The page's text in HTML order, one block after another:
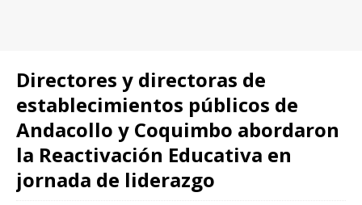
Directores y directoras de
establecimientos públicos de
Andacollo y Coquimbo abordaron
la Reactivación Educativa en
jornada de liderazgo